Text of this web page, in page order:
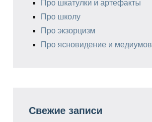
Про шкатулки и артефакты
Про школу
Про экзорцизм
Про ясновидение и медиумов
Свежие записи